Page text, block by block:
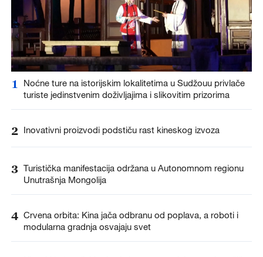
1
Noćne ture na istorijskim lokalitetima u Sudžouu privlače
turiste jedinstvenim doživljajima i slikovitim prizorima
2 Inovativni proizvodi podstiču rast kineskog izvoza
3 Turistička manifestacija održana u Autonomnom regionu
Unutrašnja Mongolija
4 Crvena orbita: Kina jača odbranu od poplava, a roboti i
modularna gradnja osvajaju svet